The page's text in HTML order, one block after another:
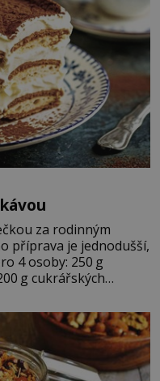
za rodinným
příprava je jednodušší,
250 g
od bílků. Žloutky
a postupně do nich
hladký